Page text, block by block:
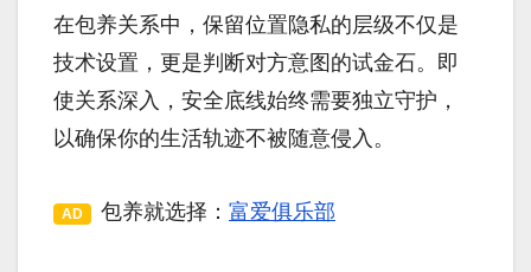
在包养关系中，保留位置隐私的层级不仅是
技术设置，更是判断对方意图的试金石。即
使关系深入，安全底线始终需要独立守护，
以确保你的生活轨迹不被随意侵入。
AD 包养就选择： 富爱俱乐部